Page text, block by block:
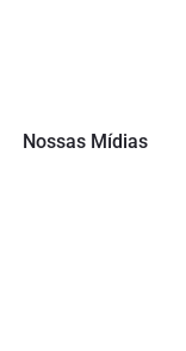
Nossas Mídias